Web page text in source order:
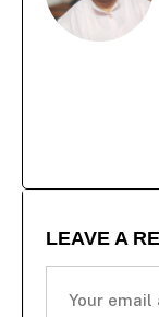
LEAVE A
Your email